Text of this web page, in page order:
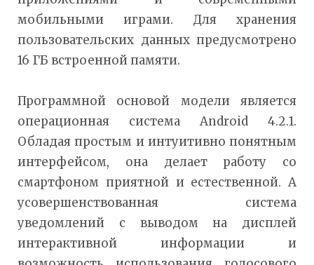
мобильными играми. Для хранения
пользовательских данных предусмотрено
16 ГБ встроенной памяти.
Программной основой модели является
операционная система Android 4.2.1.
Обладая простым и интуитивно понятным
интерфейсом, она делает работу со
смартфоном приятной и естественной. А
усовершенствованная система
уведомлений с выводом на дисплей
интерактивной информации и